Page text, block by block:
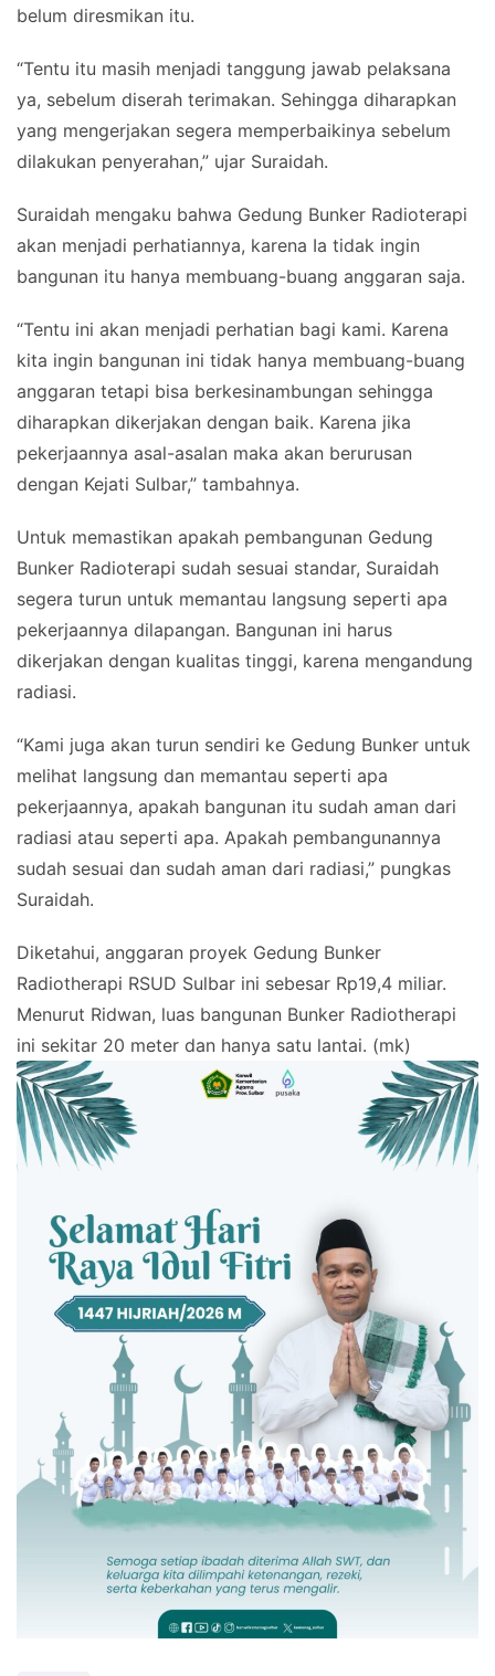
belum diresmikan itu.
“Tentu itu masih menjadi tanggung jawab pelaksana
ya, sebelum diserah terimakan. Sehingga diharapkan
yang mengerjakan segera memperbaikinya sebelum
dilakukan penyerahan,” ujar Suraidah.
Suraidah mengaku bahwa Gedung Bunker Radioterapi
akan menjadi perhatiannya, karena Ia tidak ingin
bangunan itu hanya membuang-buang anggaran saja.
“Tentu ini akan menjadi perhatian bagi kami. Karena
kita ingin bangunan ini tidak hanya membuang-buang
anggaran tetapi bisa berkesinambungan sehingga
diharapkan dikerjakan dengan baik. Karena jika
pekerjaannya asal-asalan maka akan berurusan
dengan Kejati Sulbar,” tambahnya.
Untuk memastikan apakah pembangunan Gedung
Bunker Radioterapi sudah sesuai standar, Suraidah
segera turun untuk memantau langsung seperti apa
pekerjaannya dilapangan. Bangunan ini harus
dikerjakan dengan kualitas tinggi, karena mengandung
radiasi.
“Kami juga akan turun sendiri ke Gedung Bunker untuk
melihat langsung dan memantau seperti apa
pekerjaannya, apakah bangunan itu sudah aman dari
radiasi atau seperti apa. Apakah pembangunannya
sudah sesuai dan sudah aman dari radiasi,” pungkas
Suraidah.
Diketahui, anggaran proyek Gedung Bunker
Radiotherapi RSUD Sulbar ini sebesar Rp19,4 miliar.
Menurut Ridwan, luas bangunan Bunker Radiotherapi
ini sekitar 20 meter dan hanya satu lantai. (mk)